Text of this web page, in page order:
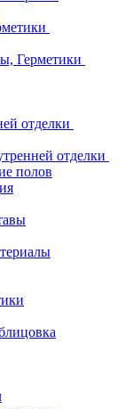
Герметики
отделки
отделки
полов